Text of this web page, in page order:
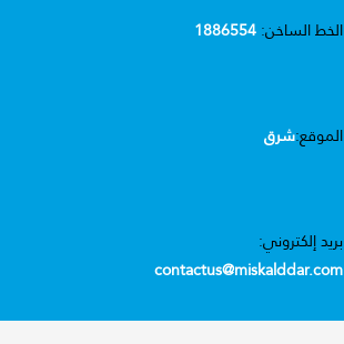
الخط الساخن:1886554
الموقع:شرق
بريد إلكتروني:
contactus@miskalddar.com